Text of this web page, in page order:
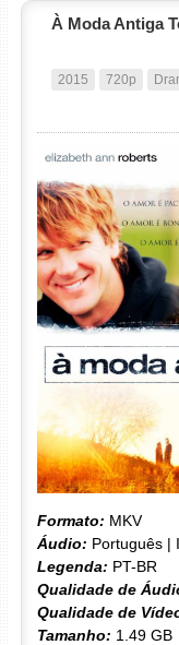
À Moda Antiga
2015 720p
Formato: MKV
Áudio: Português |
Legenda: PT-BR
Qualidade de
Qualidade de
Tamanho: 1.49 GB